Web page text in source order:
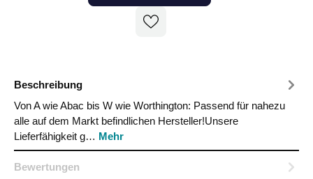
Beschreibung
Von A wie Abac bis W wie Worthington: Passend für nahezu
alle auf dem Markt befindlichen Hersteller!Unsere
Lieferfähigkeit g… Mehr
Bewertungen